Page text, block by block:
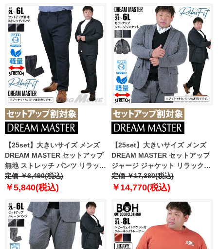
【25set】大きいサイズ メンズ
DREAM MASTER セットアップ
無地 ストレッチ パンツ リラック
スフィット 軽量 ウォッシャブル
イージーケア ライフスーツ
定価 ￥6,490(税込)
￥5,840(税込)
【25set】大きいサイズ メンズ
DREAM MASTER セットアップ
ジャージ ジャケット リラックス
フィット ストレッチ 軽量 ウォッ
シャブル イージーケア ライフス
定価 ￥17,380(税込)
￥14,770(税込)